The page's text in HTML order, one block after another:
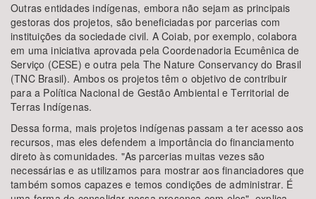
Outras entidades indígenas, embora não sejam as principais
gestoras dos projetos, são beneficiadas por parcerias com
instituições da sociedade civil. A Coiab, por exemplo, colabora
em uma iniciativa aprovada pela Coordenadoria Ecumênica de
Serviço (CESE) e outra pela The Nature Conservancy do Brasil
(TNC Brasil). Ambos os projetos têm o objetivo de contribuir
para a Política Nacional de Gestão Ambiental e Territorial de
Terras Indígenas.
Dessa forma, mais projetos indígenas passam a ter acesso aos
recursos, mas eles defendem a importância do financiamento
direto às comunidades. "As parcerias muitas vezes são
necessárias e as utilizamos para mostrar aos financiadores que
também somos capazes e temos condições de administrar. É